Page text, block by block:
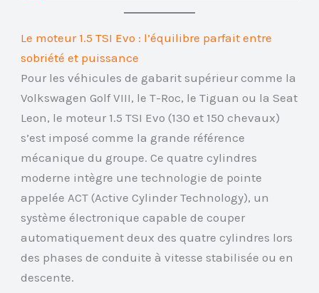
Le moteur 1.5 TSI Evo : l’équilibre parfait entre
sobriété et puissance
Pour les véhicules de gabarit supérieur comme la
Volkswagen Golf VIII, le T-Roc, le Tiguan ou la Seat
Leon, le moteur 1.5 TSI Evo (130 et 150 chevaux)
s’est imposé comme la grande référence
mécanique du groupe. Ce quatre cylindres
moderne intègre une technologie de pointe
appelée ACT (Active Cylinder Technology), un
système électronique capable de couper
automatiquement deux des quatre cylindres lors
des phases de conduite à vitesse stabilisée ou en
descente.